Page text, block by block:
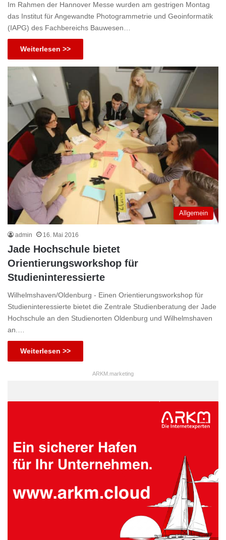
Im Rahmen der Hannover Messe wurden am gestrigen Montag
das Institut für Angewandte Photogrammetrie und Geoinformatik
(IAPG) des Fachbereichs Bauwesen…
Weiterlesen >>
Allgemein
admin 16. Mai 2016
Jade Hochschule bietet
Orientierungsworkshop für
Studieninteressierte
Wilhelmshaven/Oldenburg - Einen Orientierungsworkshop für
Studieninteressierte bietet die Zentrale Studienberatung der Jade
Hochschule an den Studienorten Oldenburg und Wilhelmshaven
an.…
Weiterlesen >>
ARKM.marketing